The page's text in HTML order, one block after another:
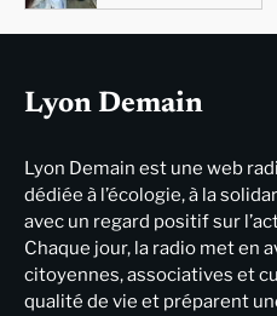
Lyon Demain
Lyon Demain est une web
dédiée à l’écologie, à la
avec un regard positif sur
Chaque jour, la radio met en
citoyennes, associatives et
qualité de vie et préparent